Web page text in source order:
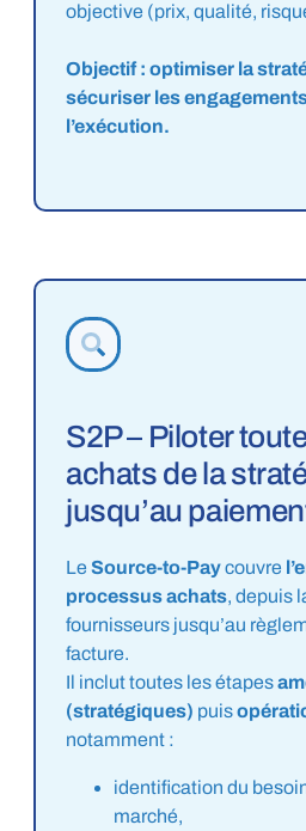
objective (prix, qualité,
Objectif : optimiser la
sécuriser les
l’exécution.
S2P – Piloter
achats de la
jusqu’au
Le Source-to-Paycouvre
processus achats, depuis
fournisseurs jusqu’au
facture.
Il inclut toutes les étapes
(stratégiques) puis
notamment :
identification du
marché,